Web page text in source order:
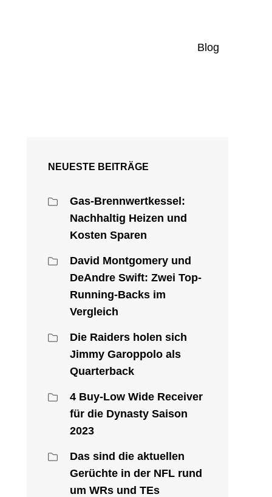
Blog
NEUESTE BEITRÄGE
Gas-Brennwertkessel:
Nachhaltig Heizen und
Kosten Sparen
David Montgomery und
DeAndre Swift: Zwei Top-
Running-Backs im
Vergleich
Die Raiders holen sich
Jimmy Garoppolo als
Quarterback
4 Buy-Low Wide Receiver
für die Dynasty Saison
2023
Das sind die aktuellen
Gerüchte in der NFL rund
um WRs und TEs